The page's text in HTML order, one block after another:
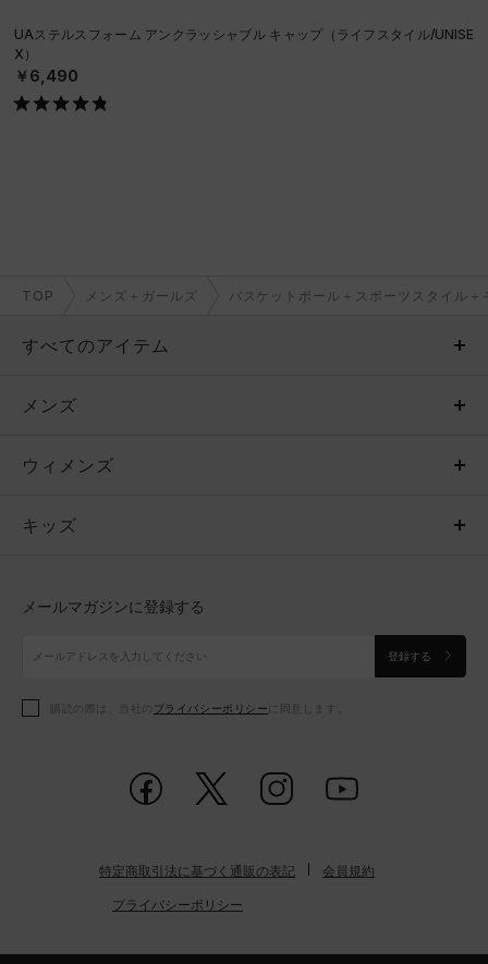
UAステルスフォーム アンクラッシャブル キャップ（ライフスタイル/UNISE
X）
￥6,490
TOP メンズ＋ガールズ バスケットボール＋スポーツスタイル＋
すべてのアイテム
メンズ
ウィメンズ
キッズ
アクセサリー
メンズ
トップス
ボトムス
アクセサリー
ウィメンズ
トップス
シューズ
アクセサリー
キッズ
シューズ
メールマガジンに登録する
登録する
購読の際は、当社の プライバシーポリシー に同意します。
特定商取引法に基づく通販の表記 会員規約
プライバシーポリシー